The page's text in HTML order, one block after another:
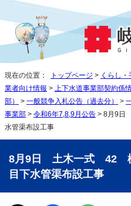
現在の位置： トップページ > くらし・
業者向け情報 > 上下水道事業部契約係
部）
> 一般競争入札公告（過去分） >
事業部 > 令和6年7,8,9月公告 > 8月9日
水管渠布設工事
8月9日 土木一式 42
目下水管渠布設工事